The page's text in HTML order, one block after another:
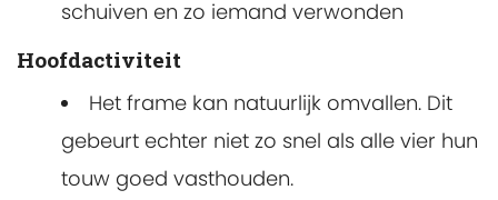
schuiven en zo iemand verwonden
Hoofdactiviteit
Het frame kan natuurlijk omvallen. Dit
gebeurt echter niet zo snel als alle vier hun
touw goed vasthouden.